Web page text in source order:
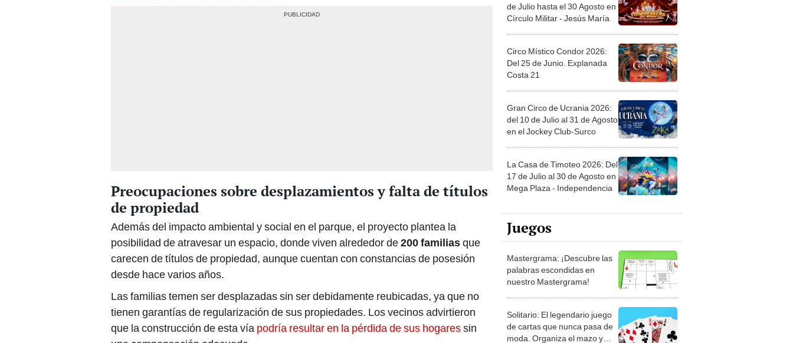
Preocupaciones sobre desplazamientos y falta de títulos
de propiedad
Además del impacto ambiental y social en el parque, el proyecto plantea la
posibilidad de atravesar un espacio, donde viven alrededor de200 familiasque
carecen de títulos de propiedad, aunque cuentan con constancias de posesión
desde hace varios años.
Las familias temen ser desplazadas sin ser debidamente reubicadas, ya que no
tienen garantías de regularización de sus propiedades. Los vecinos advirtieron
que la construcción de esta vía podría resultar en la pérdida de sus hogaressin
de Julio hasta el 30 Agosto en
Círculo Militar - Jesús María
Circo Místico Condor 2026:
Del 25 de Junio. Explanada
Costa 21
Gran Circo de Ucrania 2026:
del 10 de Julio al 31 de Agosto
en el Jockey Club-Surco
La Casa de Timoteo 2026: Del
17 de Julio al 30 de Agosto en
Mega Plaza - Independencia
Juegos
Mastergrama: ¡Descubre las
palabras escondidas en
nuestro Mastergrama!
Solitario: El legendario juego
de cartas que nunca pasa de
moda. Organiza el mazo y